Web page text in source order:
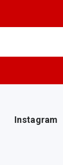
Instagram